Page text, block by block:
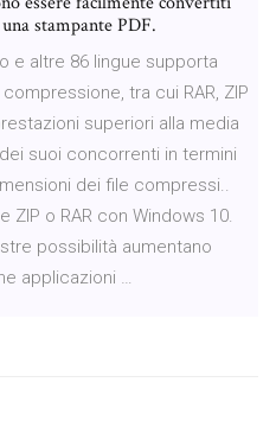
stampante PDF.
e altre 86 lingue supporta
tra cui RAR, ZIP
superiori alla media
suoi concorrenti in termini
dei file compressi..
ZIP o RAR con Windows 10.
possibilità aumentano
applicazioni …